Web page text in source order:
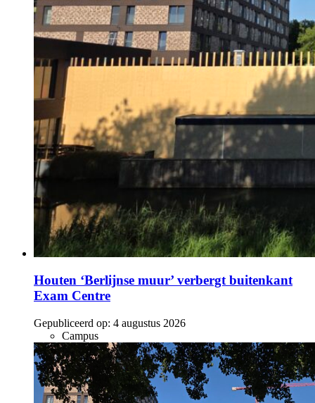
Houten ‘Berlijnse muur’ verbergt buitenkant
Exam Centre
Gepubliceerd op: 4 augustus 2026
Campus